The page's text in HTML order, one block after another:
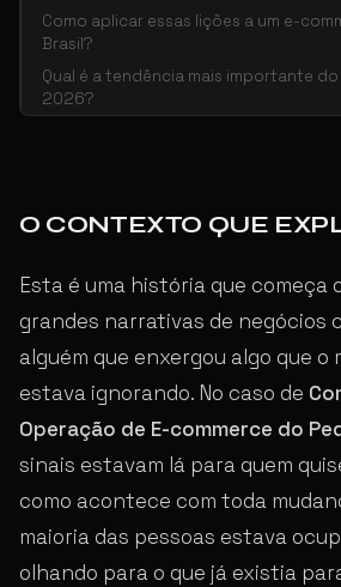
Como aplicar essas lições a um e-
Brasil?
Qual é a tendência mais importante
2026?
O CONTEXTO QUE
Esta é uma história que começa
grandes narrativas de negócios
alguém que enxergou algo que
estava ignorando. No caso de
Operação de E-commerce do
sinais estavam lá para quem
como acontece com toda
maioria das pessoas estava
olhando para o que já existia